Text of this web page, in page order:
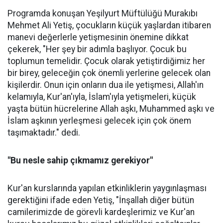
Programda konuşan Yeşilyurt Müftülüğü Murakıbı
Mehmet Ali Yetiş, çocukların küçük yaşlardan itibaren
manevi değerlerle yetişmesinin önemine dikkat
çekerek, "Her şey bir adımla başlıyor. Çocuk bu
toplumun temelidir. Çocuk olarak yetiştirdiğimiz her
bir birey, geleceğin çok önemli yerlerine gelecek olan
kişilerdir. Onun için onların dua ile yetişmesi, Allah'ın
kelamıyla, Kur'an'ıyla, İslam'ıyla yetişmeleri, küçük
yaşta bütün hücrelerine Allah aşkı, Muhammed aşkı ve
İslam aşkının yerleşmesi gelecek için çok önem
taşımaktadır." dedi.
"Bu nesle sahip çıkmamız gerekiyor"
Kur'an kurslarında yapılan etkinliklerin yaygınlaşması
gerektiğini ifade eden Yetiş, "İnşallah diğer bütün
camilerimizde de görevli kardeşlerimiz ve Kur'an